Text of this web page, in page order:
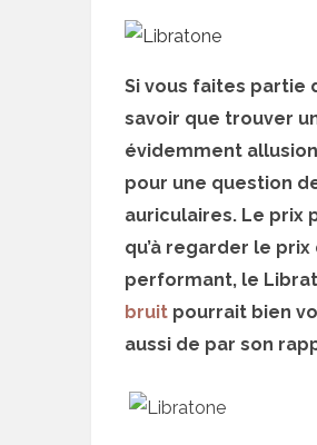
Si vous faites partie
savoir que trouver
évidemment
pour une question
auriculaires. Le prix
qu’à regarder le
performant, le
bruit pourrait bien
aussi de par son